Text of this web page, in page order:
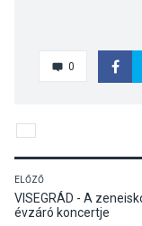
0
ELŐZŐ
VISEGRÁD - A
évzáró koncertje